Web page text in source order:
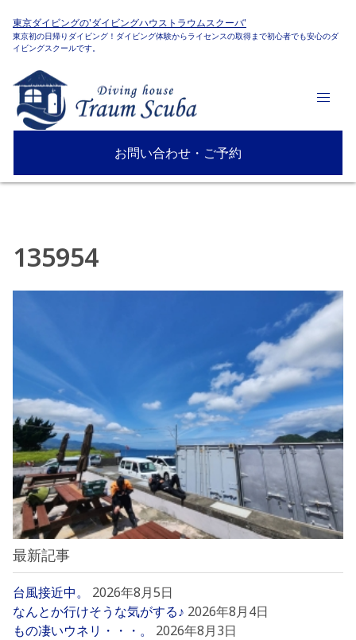
東京ダイビングの'ダイビングハウストラウムスクーバ'
東京初の日帰りダイビング！ダイビング体験からライセンスの取得まで初心者でも安心のダ
イビングスクールです。
お問い合わせ・ご予約
135954
最新記事
台風接近中。
2026年8月5日
なんとか行けそうな気がする♪ 2026年8月4日
もの凄いウネリ・・・。
2026年8月3日